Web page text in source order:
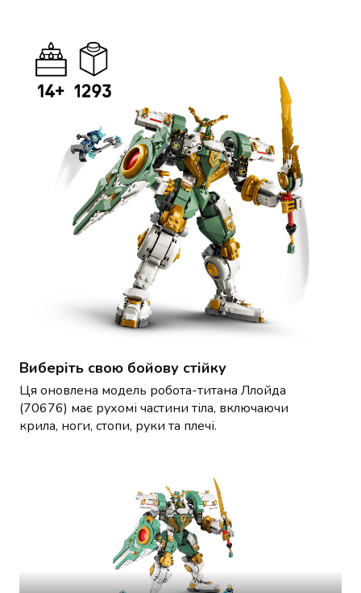
маслини
Консервовані
гриби
Мед
Варення
Соуси
і
маринади
Соуси
Майонез
Кетчуп
Томатна
паста
Гірчиця
Маринади
Кондитерські
Шоколад
Батончики
Печиво
рулети
Круасани
рогалики
Пряники
Виберіть свою бойову стійку
Ця оновлена модель робота-титана Ллойда
(70676) має рухомі частини тіла, включаючи
крила, ноги, стопи, руки та плечі.